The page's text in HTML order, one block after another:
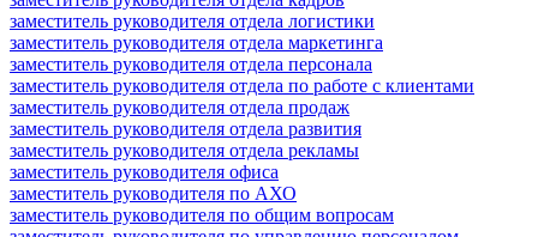
заместитель руководителя отдела логистики
заместитель руководителя отдела маркетинга
заместитель руководителя отдела персонала
заместитель руководителя отдела по работе с клиентами
заместитель руководителя отдела продаж
заместитель руководителя отдела развития
заместитель руководителя отдела рекламы
заместитель руководителя офиса
заместитель руководителя по АХО
заместитель руководителя по общим вопросам